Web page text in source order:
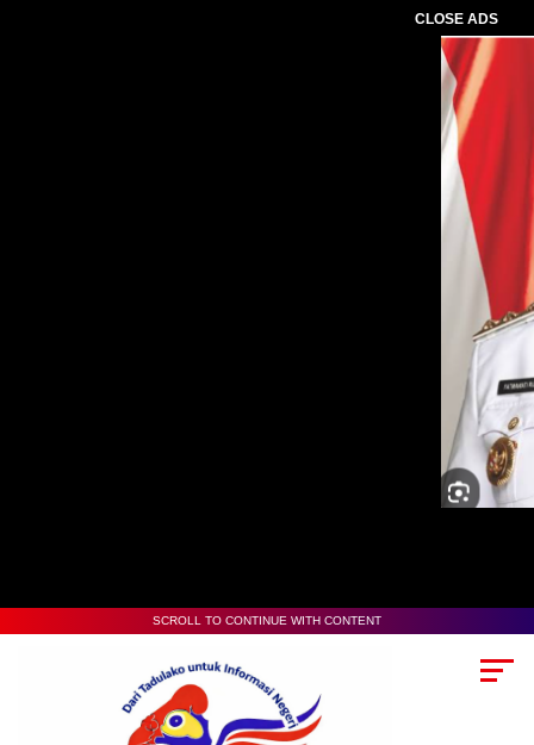
CLOSE ADS
SCROLL TO CONTINUE WITH CONTENT